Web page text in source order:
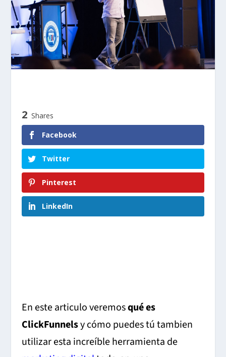
2 Shares
Facebook
Twitter
Pinterest
LinkedIn
En este articulo veremosqué es
ClickFunnelsy cómo puedes tú tambien
utilizar esta increíble herramienta de